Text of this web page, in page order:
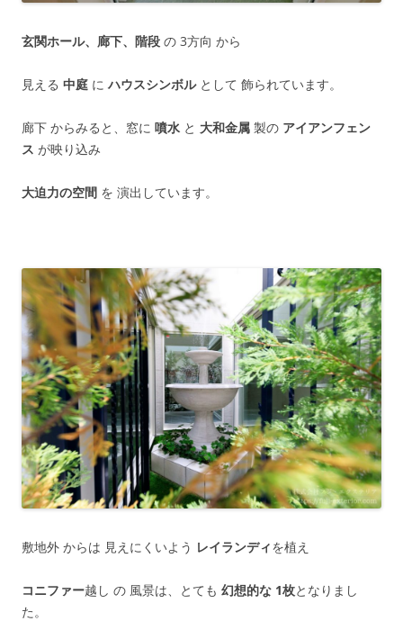
玄関ホール、廊下、階段 の 3方向 から
見える 中庭 に ハウスシンボルとして 飾られています。
廊下 からみると、窓に 噴水 と 大和金属 製の アイアンフェン
ス が映り込み
大迫力の空間 を 演出しています。
敷地外 からは 見えにくいよう レイランディを植え
コニファー越し の 風景は、とても 幻想的な 1枚となりまし
た。